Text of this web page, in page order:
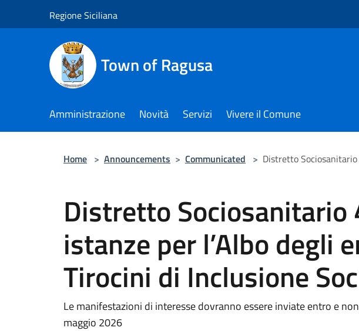
Regione Siciliana
Town of Ragusa
Amministrazione Novità Servizi Vivere il Comune
Home > Announcements > Communicated > Distretto
Distretto Sociosanitario
istanze per l’Albo degli
Tirocini di Inclusione
Le manifestazioni di interesse dovranno essere inviate entro e
maggio 2026